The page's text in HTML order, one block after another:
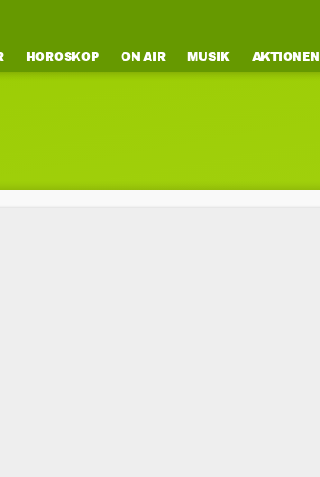
HOROSKOP ON AIR MUSIK AKTIONEN